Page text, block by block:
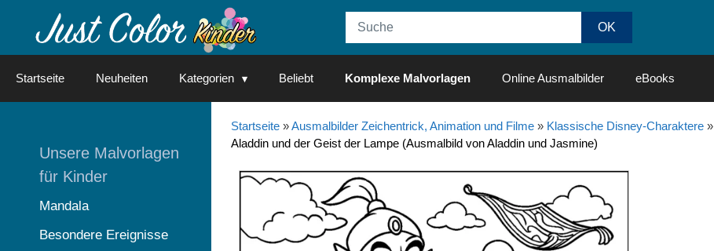
Startseite Neuheiten Kategorien Beliebt Komplexe Malvorlagen Online Ausmalbilder eBooks
Startseite»Ausmalbilder Zeichentrick, Animation und Filme» Klassische Disney-Charaktere»
Aladdin und der Geist der Lampe (Ausmalbild von Aladdin und Jasmine)
Unsere Malvorlagen
für Kinder
Mandala
Besondere Ereignisse